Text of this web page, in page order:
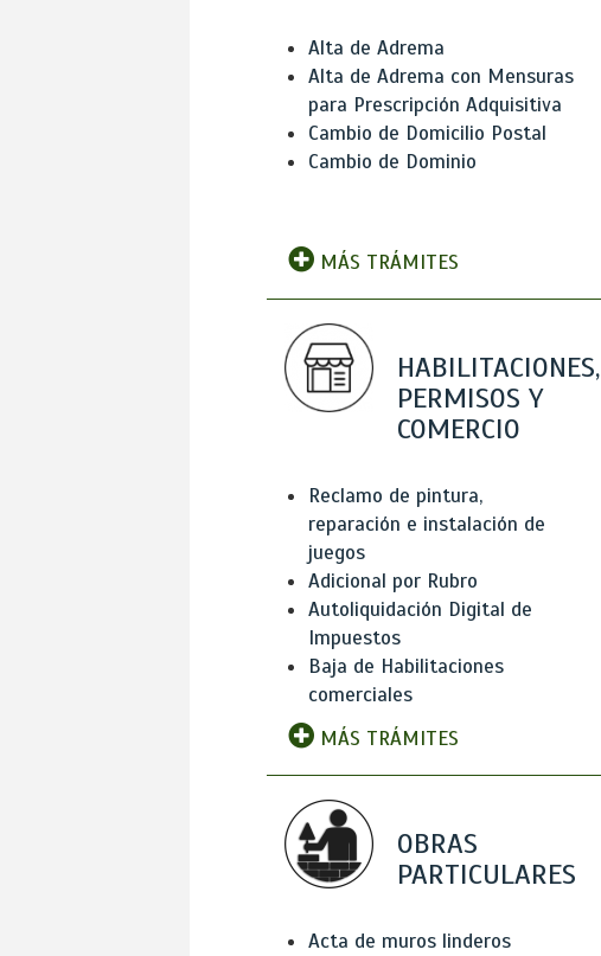
Alta de Adrema
Alta de Adrema con Mensuras
para Prescripción Adquisitiva
Cambio de Domicilio Postal
Cambio de Dominio
MÁS TRÁMITES
HABILITACIONES,
PERMISOS Y
COMERCIO
Reclamo de pintura,
reparación e instalación de
juegos
Adicional por Rubro
Autoliquidación Digital de
Impuestos
Baja de Habilitaciones
comerciales
MÁS TRÁMITES
OBRAS
PARTICULARES
Acta de muros linderos